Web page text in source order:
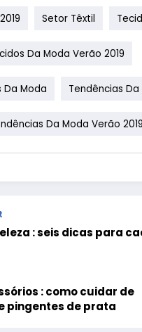
Setor Têxtil
Da Moda Verão 2019
Da Moda Tendências Da
Da Moda Verão 2019
: seis dicas para
: como cuidar de
pingentes de prata